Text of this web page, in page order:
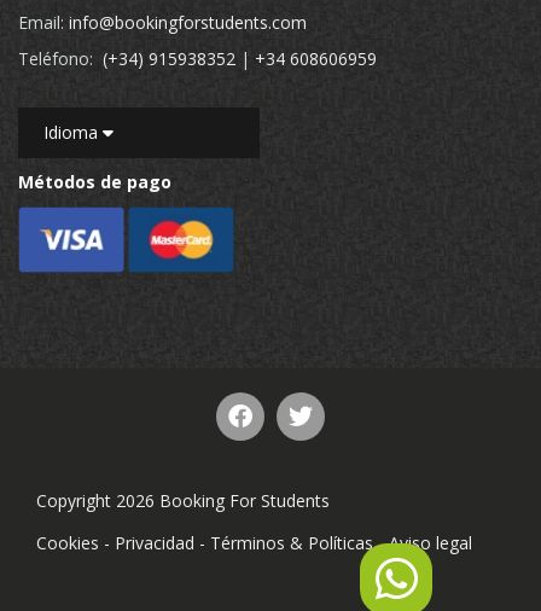
Email: info@bookingforstudents.com
Teléfono: (+34) 915938352 | +34 608606959
Idioma
Métodos de pago
Copyright 2026 Booking For Students
Cookies - Privacidad - Términos & Políticas-Aviso legal